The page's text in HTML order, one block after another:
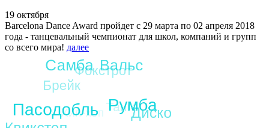
19 октября
Barcelona Dance Award пройдет с 29 марта по 02 апреля 2018
года - танцевальный чемпионат для школ, компаний и групп
со всего мира! далее